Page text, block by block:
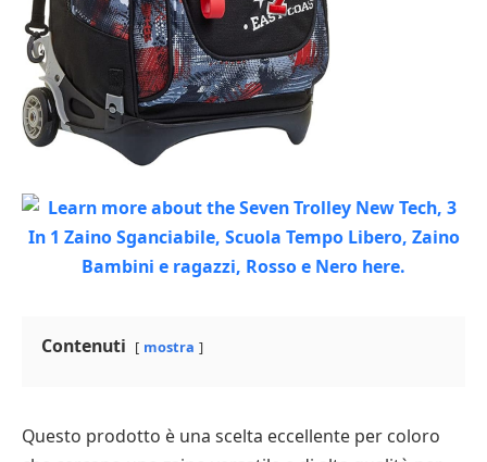
Contenuti mostra
Questo prodotto è una scelta eccellente per coloro